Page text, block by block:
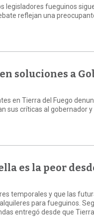
legisladores fueguinos
reflejan una
soluciones a
en Tierra del Fuego
sus críticas al gobernador y
es la peor
temporales y que las
para fueguinos.
entregó desde que